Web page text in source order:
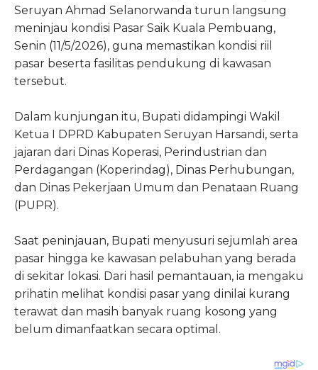
Seruyan Ahmad Selanorwanda turun langsung
meninjau kondisi Pasar Saik Kuala Pembuang,
Senin (11/5/2026), guna memastikan kondisi riil
pasar beserta fasilitas pendukung di kawasan
tersebut.
Dalam kunjungan itu, Bupati didampingi Wakil
Ketua I DPRD Kabupaten Seruyan Harsandi, serta
jajaran dari Dinas Koperasi, Perindustrian dan
Perdagangan (Koperindag), Dinas Perhubungan,
dan Dinas Pekerjaan Umum dan Penataan Ruang
(PUPR).
Saat peninjauan, Bupati menyusuri sejumlah area
pasar hingga ke kawasan pelabuhan yang berada
di sekitar lokasi. Dari hasil pemantauan, ia mengaku
prihatin melihat kondisi pasar yang dinilai kurang
terawat dan masih banyak ruang kosong yang
belum dimanfaatkan secara optimal.